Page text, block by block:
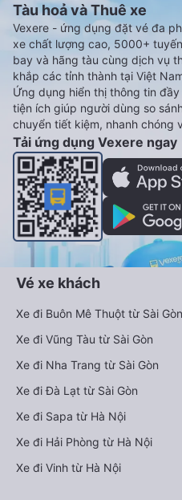
Tàu hoả và Thuê xe
Vexere - ứng dụng đặt vé đa
xe chất lượng cao, 5000+
bay và hãng tàu cùng dịch vụ
khắp các tỉnh thành tại Việt
Ứng dụng hiển thị thông tin
tiện ích giúp người dùng so
chuyển tiết kiệm, nhanh chóng
Tải ứng dụng Vexere ngay
Vé xe khách
Xe đi Buôn Mê Thuột từ Sài Gòn
Xe đi Vũng Tàu từ Sài Gòn
Xe đi Nha Trang từ Sài Gòn
Xe đi Đà Lạt từ Sài Gòn
Xe đi Sapa từ Hà Nội
Xe đi Hải Phòng từ Hà Nội
Xe đi Vinh từ Hà Nội